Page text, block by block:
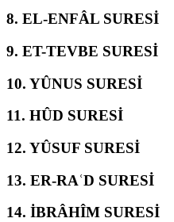
8. EL-ENFÂL SURESİ
9. ET-TEVBE SURESİ
10. YÛNUS SURESİ
11. HÛD SURESİ
12. YÛSUF SURESİ
13. ER-RAʿD SURESİ
14. İBRÂHÎM SURESİ